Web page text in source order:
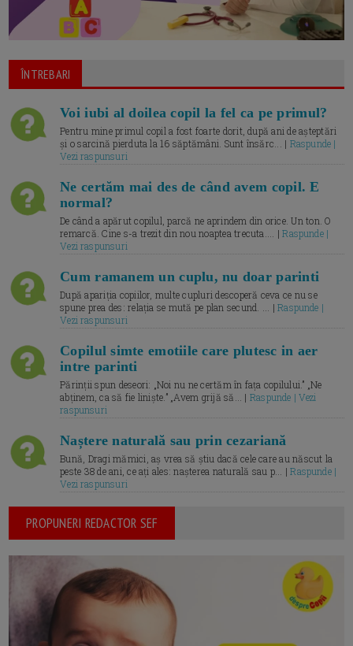
ÎNTREBARI
Voi iubi al doilea copil la fel ca pe primul?
Pentru mine primul copil a fost foarte dorit, după ani de așteptări
și o sarcină pierduta la 16 săptămâni. Sunt însărc... | Raspunde |
Vezi raspunsuri
Ne certăm mai des de când avem copil. E
normal?
De când a apărut copilul, parcă ne aprindem din orice. Un ton. O
remarcă. Cine s-a trezit din nou noaptea trecuta.... |Raspunde |
Vezi raspunsuri
Cum ramanem un cuplu, nu doar parinti
După apariția copiilor, multe cupluri descoperă ceva ce nu se
spune prea des: relația se mută pe plan secund. ... |Raspunde |
Vezi raspunsuri
Copilul simte emotiile care plutesc in aer
intre parinti
Părinții spun deseori: „Noi nu ne certăm în fața copilului.” „Ne
abținem, ca să fie liniște.” „Avem grijă să... | Raspunde | Vezi
raspunsuri
Naștere naturală sau prin cezariană
Bună, Dragi mămici, aș vrea să știu dacă cele care au născut la
peste 38 de ani, ce ați ales: nașterea naturală sau p... |Raspunde |
Vezi raspunsuri
PROPUNERI REDACTOR SEF